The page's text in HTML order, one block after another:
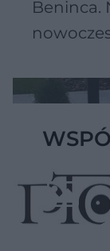
Beninca.